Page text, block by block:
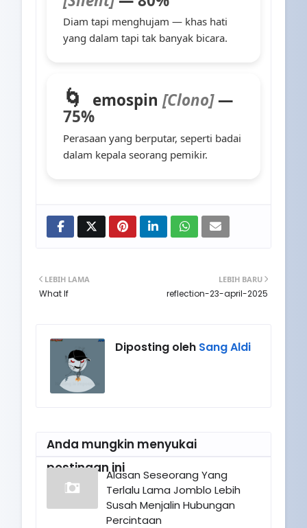
Diam tapi menghujam — khas hati
yang dalam tapi tak banyak bicara.
🌀 emospin [Clono]—
75%
Perasaan yang berputar, seperti badai
dalam kepala seorang pemikir.
LEBIH BARU
reflection-23-april-2025
LEBIH LAMA
What If
Diposting oleh Sang Aldi
Anda mungkin menyukai
postingan iniAlasan Seseorang Yang
Terlalu Lama Jomblo Lebih
Susah Menjalin Hubungan
Percintaan